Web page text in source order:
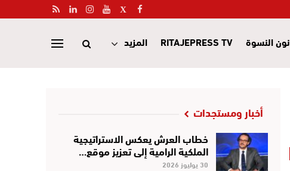
نون النسوة RITAJEPRESS TV المزيد
أخبار ومستجدات
خطاب العرش يعكس الاستراتيجية
الملكية الرامية إلى تعزيز موقع…
30 يوليوز 2026